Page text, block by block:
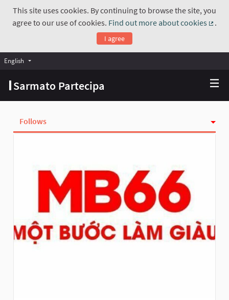
This site uses cookies. By continuing to browse the site, you
agree to our use of cookies. Find out more about cookies
.
I agree
Sarmato Partecipa
English Choose language
Follows